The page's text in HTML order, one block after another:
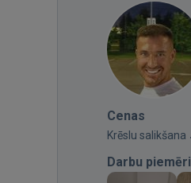
Cenas
Krēslu salikšana
Darbu piemēri